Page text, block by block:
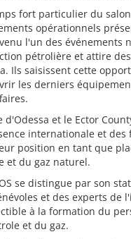
fort particulier du
opérationnels
l'un des événements
pétrolière et attire
Ils saisissent cette
les derniers
d'Odessa et le Ector
internationale et des
position en tant que
et du gaz naturel.
se distingue par son
et des experts de
à la formation du
et du gaz.